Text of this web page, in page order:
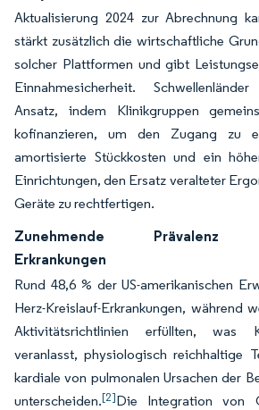
Aktualisierung 2024 zur Abrechnung
stärkt zusätzlich die wirtschaftliche
solcher Plattformen und gibt
Einnahmesicherheit.
Ansatz, indem Klinikgruppen
kofinanzieren, um den Zugang zu
amortisierte Stückkosten und ein
Einrichtungen, den Ersatz veralteter
Geräte zu rechtfertigen.
Zunehmende Prävalenz
Erkrankungen
Rund 48,6 % der US-amerikanischen
Herz-Kreislauf-Erkrankungen, während
Aktivitätsrichtlinien erfüllten, was
veranlasst, physiologisch reichhaltige
kardiale von pulmonalen Ursachen der
unterscheiden.[2]Die Integration von